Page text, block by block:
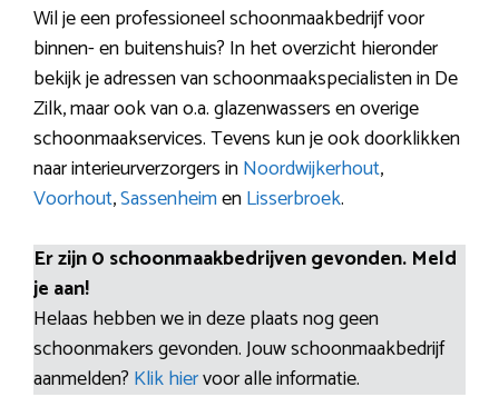
Wil je een professioneel schoonmaakbedrijf voor
binnen- en buitenshuis? In het overzicht hieronder
bekijk je adressen van schoonmaakspecialisten in De
Zilk, maar ook van o.a. glazenwassers en overige
schoonmaakservices. Tevens kun je ook doorklikken
naar interieurverzorgers inNoordwijkerhout,
Voorhout,SassenheimenLisserbroek.
Er zijn 0 schoonmaakbedrijven gevonden. Meld
je aan!
Helaas hebben we in deze plaats nog geen
schoonmakers gevonden. Jouw schoonmaakbedrijf
aanmelden? Klik hiervoor alle informatie.